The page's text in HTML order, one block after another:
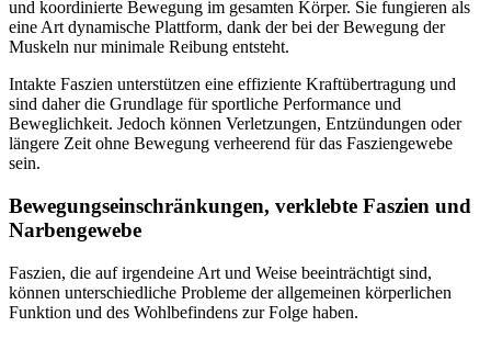
und koordinierte Bewegung im gesamten Körper. Sie fungieren als
eine Art dynamische Plattform, dank der bei der Bewegung der
Muskeln nur minimale Reibung entsteht.
Intakte Faszien unterstützen eine effiziente Kraftübertragung und
sind daher die Grundlage für sportliche Performance und
Beweglichkeit. Jedoch können Verletzungen, Entzündungen oder
längere Zeit ohne Bewegung verheerend für das Fasziengewebe
sein.
Bewegungseinschränkungen, verklebte Faszien und
Narbengewebe
Faszien, die auf irgendeine Art und Weise beeinträchtigt sind,
können unterschiedliche Probleme der allgemeinen körperlichen
Funktion und des Wohlbefindens zur Folge haben.